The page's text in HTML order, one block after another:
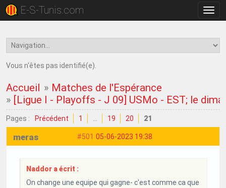
la
E-S-Tunis.com
Vous n'êtes pas identifié(e).
Accueil » Matches de l'Espérance
» [Ligue I - Playoffs - J 09] USMo - EST; le
Pages : Précédent 1 19 20 21
#501 05-06-2023 19:38
meras
Naddor a écrit :
On change une equipe qui gagne- c'est comme ca que